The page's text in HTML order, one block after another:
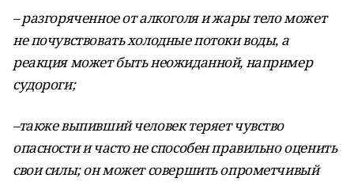
– разгоряченное от алкоголя и жары тело может
не почувствовать холодные потоки воды, а
реакция может быть неожиданной, например
судороги;
–также выпивший человек теряет чувство
опасности и часто не способен правильно оценить
свои силы; он может совершить опрометчивый